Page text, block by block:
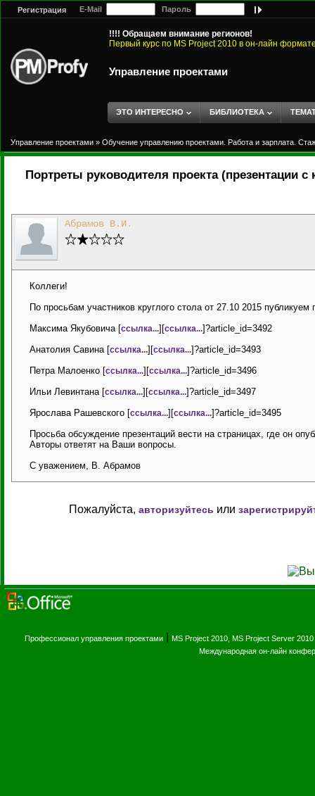
Регистрация E-Mail Пароль
!!!! Обращаем внимание регионов!
Первый курс по MS Project 2010 в он-лайн
Управление проектами
ЭТО ИНТЕРЕСНО БИБЛИОТЕКА
Управление проектами » Обучение управлению проектами. Работа и зарплата.
Портреты руководителя проекта (презентации с
Абрамов В.И.
Коллеги!
По просьбам участников круглого стола от 27.10 2015 публикуем
Максима Якубовича [ссылка...][ссылка...]?article_id=3492
Анатолия Савина [ссылка...][ссылка...]?article_id=3493
Петра Малоенко [ссылка...][ссылка...]?article_id=3496
Ильи Левинтана [ссылка...][ссылка...]?article_id=3497
Ярослава Рашевского [ссылка...][ссылка...]?article_id=3495
Просьба обсуждение презентаций вести на страницах, где он
Авторы ответят на Ваши вопросы.
С уважением, В. Абрамов
Пожалуйста, авторизуйтесь или
Профессионал управления проектами MS Project 2010, MS Project Server 2010
Международная он-лайн